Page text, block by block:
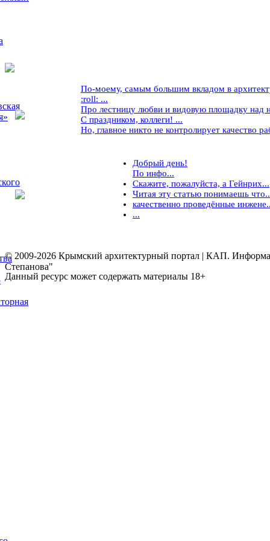
По-моему, самым большим вкладом в
:roll: ...
Про лестницу любви и видовую площадку над
С праздником, коллеги! ...
Но, главное никто не контролирует качество
Добрый день!
По инфо...
Скажите, пожалуйста, а Гейнрих...
Читая эту статью понимаешь
качественно проведённые
...
© 2009-2026 Крымский архитектурный портал | КАП.
Степанова"
Данный ресурс может содержать материалы 18+